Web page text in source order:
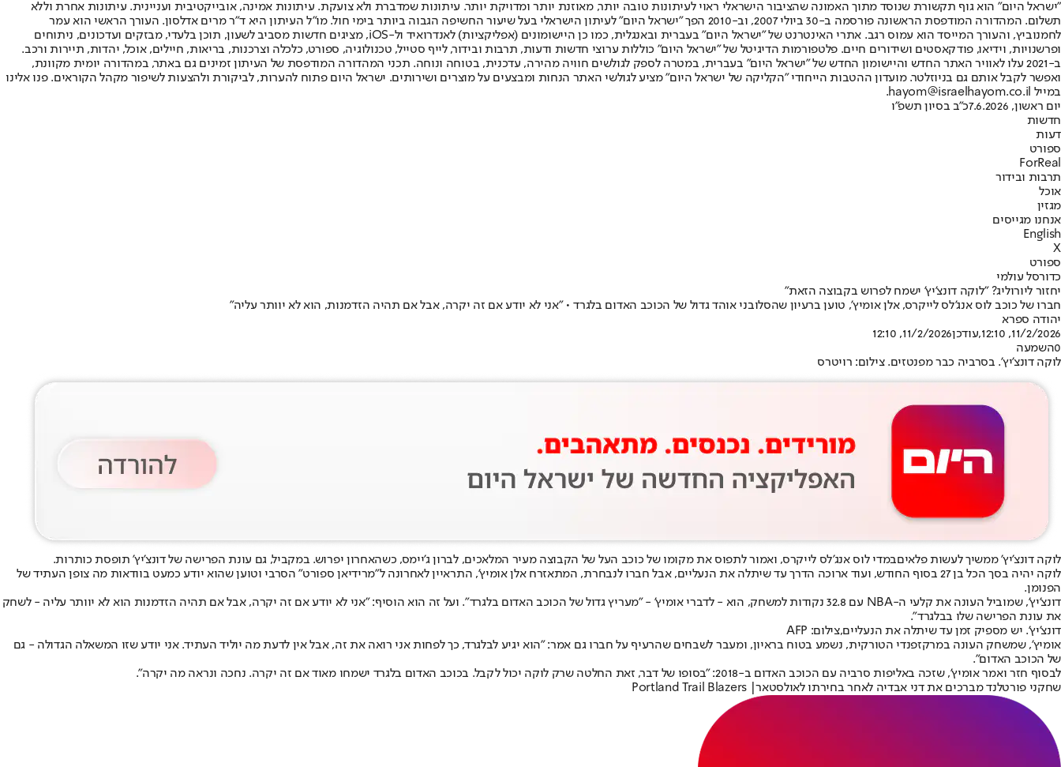
"ישראל היום" הוא גוף תקשורת שנוסד מתוך האמונה שהציבור הישראלי ראוי לעיתונות טובה יותר, מאוזנת יותר ומדויקת יותר. עיתונות שמדברת ולא צועקת. עיתונות אמינה, אובייקטיבית ועניינית. עיתונות אחרת וללא
תשלום. המהדורה המודפסת הראשונה פורסמה ב-30 ביולי 2007, וב-2010 הפך "ישראל היום" לעיתון הישראלי בעל שיעור החשיפה הגבוה ביותר בימי חול. מו"ל העיתון היא ד"ר מרים אדלסון. העורך הראשי הוא עמר
לחמנוביץ, והעורך המייסד הוא עמוס רגב. אתרי האינטרנט של "ישראל היום" בעברית ובאנגלית, כמו כן היישומונים (אפליקציות) לאנדרואיד ול-iOS, מציגים חדשות מסביב לשעון, תוכן בלעדי, מבזקים ועדכונים, ניתוחים
ופרשנויות, וידיאו, פודקאסטים ושידורים חיים. פלטפורמות הדיגיטל של "ישראל היום" כוללות ערוצי חדשות ודעות, תרבות ובידור, לייף סטייל, טכנולוגיה, ספורט, כלכלה וצרכנות, בריאות, חיילים, אוכל, יהדות, תיירות ורכב.
ב-2021 עלו לאוויר האתר החדש והיישומון החדש של "ישראל היום" בעברית, במטרה לספק לגולשים חוויה מהירה, עדכנית, בטוחה ונוחה. תכני המהדורה המודפסת של העיתון זמינים גם באתר, במהדורה יומית מקוונת,
ואפשר לקבל אותם גם בניוזלטר. מועדון ההטבות הייחודי "הקליקה של ישראל היום" מציע לגולשי האתר הנחות ומבצעים על מוצרים ושירותים. ישראל היום פתוח להערות, לביקורת ולהצעות לשיפור מקהל הקוראים. פנו אלינו
במייל hayom@israelhayom.co.il.
יום ראשון, 7.6.2026
כ"ב בסיון תשפ"ו
חדשות
דעות
ספורט
ForReal
תרבות ובידור
אוכל
מגזין
אנחנו מגייסים
English
X
ספורט
כדורסל עולמי
יחזור ליורוליג? "לוקה דונצ'יץ' ישמח לפרוש בקבוצה הזאת"
חברו של כוכב לוס אנג'לס לייקרס, אלן אומיץ', טוען ברעיון שהסלובני אוהד גדול של הכוכב האדום בלגרד • "אני לא יודע אם זה יקרה, אבל אם תהיה הזדמנות, הוא לא יוותר עליה"
יהודה ספרא
11/2/2026, 12:10
,עודכן11/2/2026, 12:10
0השמעה
לוקה דונצ'יץ'. בסרביה כבר מפנטזים. צילום: רויטרס
לוקה דונצ'יץ' ממשיך לעשות פלאיםבמדי לוס אנג'לס לייקרס, ואמור לתפוס את מקומו של כוכב העל של הקבוצה מעיר המלאכים, לברון ג'יימס, כשהאחרון יפרוש. במקביל, גם עונת הפרישה של דונצ'יץ' תופסת כותרות.
לוקה יהיה בסך הכל בן 27 בסוף החודש, ועוד ארוכה הדרך עד שיתלה את הנעליים, אבל חברו לנבחרת, המתאזרח אלן אומיץ', התראיין לאחרונה ל"מרידיאן ספורט" הסרבי וטוען שהוא יודע כמעט בוודאות מה צופן העתיד של
הפנומן.
דונצ'יץ', שמוביל העונה את קלעי ה-NBA עם 32.8 נקודות למשחק, הוא - לדברי אומיץ' - "מ
עריץ גדול של הכוכב האדום בלגרד". ועל זה הוא הוסיף: "אני לא יודע אם זה יקרה, אבל אם תהיה הזדמנות הוא לא יוותר עליה - לשחק
את עונת הפרישה שלו בבלגרד".
דונצ'יץ'. יש מספיק זמן עד שיתלה את הנעליים,צילום: AFP
אומיץ', שמשחק העונה במרקזפנדי הטורקית, נשמע בטוח בראיון, ומעבר לשבחים שהרעיף על חברו גם אמר: "הוא יגיע לבלגרד, כך לפחות אני רואה את זה, אבל אין לדעת מה יוליד העתיד. אני יודע שזו המשאלה הגדולה - גם
של הכוכב האדום".
לבסוף חזר ואמר אומיץ', שזכה באליפות סרביה עם הכוכב האדום ב-2018: "בסופו של דבר, זאת החלטה שרק לוקה יכול לקבל. בכוכב האדום בלגרד ישמחו מאוד אם זה יקרה. נחכה ונראה מה יקרה".
שחקני פורטלנד מברכים את דני אבדיה לאחר בחירתו לאולסטאר| Portland Trail Blazers